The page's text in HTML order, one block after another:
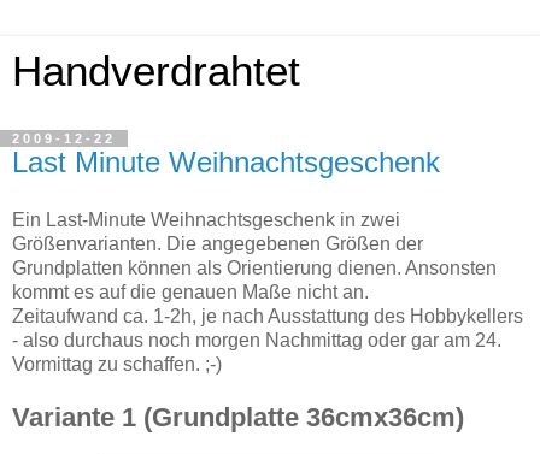
Handverdrahtet
2009-12-22
Last Minute Weihnachtsgeschenk
Ein Last-Minute Weihnachtsgeschenk in zwei
Größenvarianten. Die angegebenen Größen der
Grundplatten können als Orientierung dienen. Ansonsten
kommt es auf die genauen Maße nicht an.
Zeitaufwand ca. 1-2h, je nach Ausstattung des Hobbykellers
- also durchaus noch morgen Nachmittag oder gar am 24.
Vormittag zu schaffen. ;-)
Variante 1 (Grundplatte 36cmx36cm)